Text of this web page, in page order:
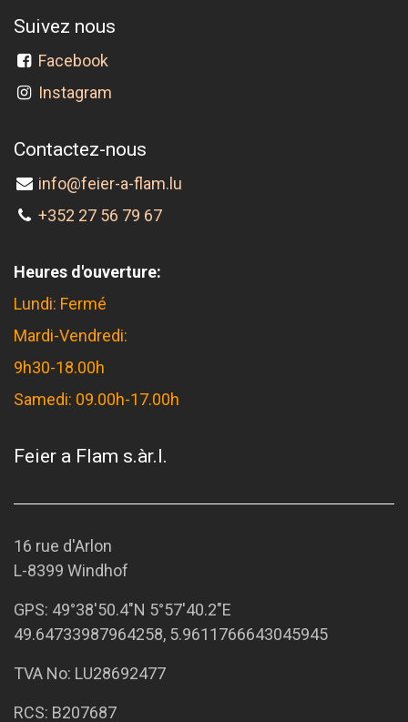
Suivez nous
Facebook
Instagram
Contactez-nous
info@feier-a-flam.lu
+352 27 56 79 67
Heures d'ouverture:
Lundi: Fermé
Mardi-Vendredi:
9h30-18.00h
Samedi: 09.00h-17.00h
Feier a Flam s.àr.l.
16 rue d'Arlon
L-8399 Windhof
GPS: 49°38'50.4"N 5°57'40.2"E
49.64733987964258, 5.9611766643045945
TVA No: LU28692477
RCS: B207687